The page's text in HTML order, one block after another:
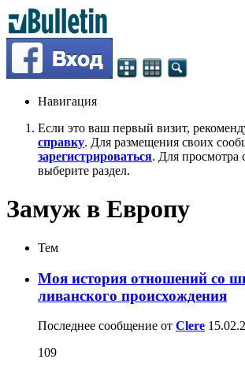
Навигация
Если это ваш первый визит,
справку. Для размещения своих
зарегистрироваться. Для просмотра
выберите раздел.
Замуж в Европу
Тем
Моя история отношений со
ливанского происхождения
Последнее сообщение от Clere
109